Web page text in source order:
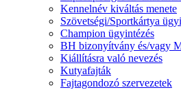
Kennelnév kiváltás menete
Szövetségi/Sportkártya
Champion ügyintézés
BH bizonyítvány és/vagy
Kiállításra való nevezés
Kutyafajták
Fajtagondozó szervezetek